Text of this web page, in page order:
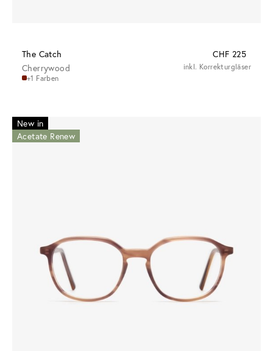
The Catch
CHF 225
Cherrywood
+1 Farben
inkl. Korrekturgläser
New in
Acetate Renew